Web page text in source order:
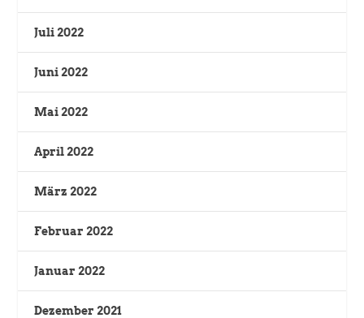
Juli 2022
Juni 2022
Mai 2022
April 2022
März 2022
Februar 2022
Januar 2022
Dezember 2021